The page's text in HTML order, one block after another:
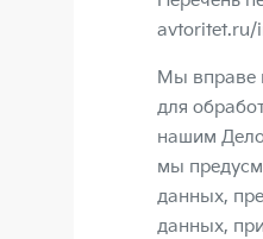
Мы вправе
для
нашим
мы
данных,
данных,